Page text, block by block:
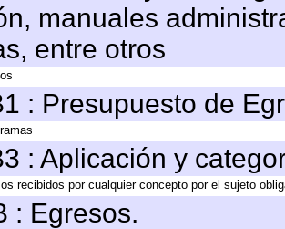
manuales
entre otros
: Presupuesto de
: Aplicación y
recibidos por cualquier concepto por el sujeto
: Egresos.